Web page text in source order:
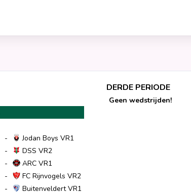
-
Jodan Boys VR1
-
DSS VR2
-
ARC VR1
-
FC Rijnvogels VR2
-
Buitenveldert VR1
DERDE PERIODE
Geen wedstrijden!